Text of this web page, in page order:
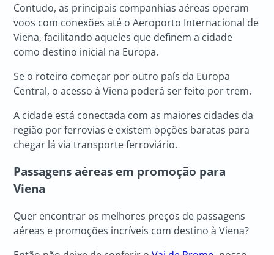
Contudo, as principais companhias aéreas operam
voos com conexões até o Aeroporto Internacional de
Viena, facilitando aqueles que definem a cidade
como destino inicial na Europa.
Se o roteiro começar por outro país da Europa
Central, o acesso à Viena poderá ser feito por trem.
A cidade está conectada com as maiores cidades da
região por ferrovias e existem opções baratas para
chegar lá via transporte ferroviário.
Passagens aéreas em promoção para
Viena
Quer encontrar os melhores preços de passagens
aéreas e promoções incríveis com destino à Viena?